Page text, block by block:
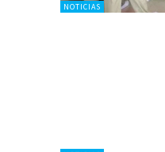
NOTICIAS